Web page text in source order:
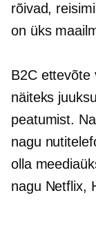
rõivad,
on üks
B2C ettevõte
näiteks
peatumist.
nagu
olla
nagu Netflix,